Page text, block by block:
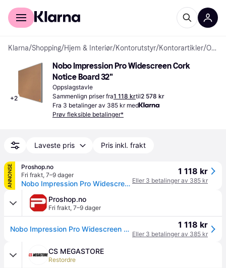
For kunder
Klarna/Shopping/Hjem & Interiør/Kontorutstyr/Kontorartikler/ Oppslagstavler
+2
Nobo Impression Pro Widescreen Cork
Notice Board 32"
Oppslagstavle
Sammenlign priser fra1 118 krtil2 578 kr
Fra 3 betalinger av 385 kr med
Prøv fleksible betalinger*
Laveste pris Pris inkl. frakt
ANNONSE
Proshop.no
Fri frakt, 7–9 dager
Nobo Impression Pro Widescreen korktavle 32" 71x40cm
1 118 kr
Eller 3 betalinger av 385 kr
Proshop.no
Fri frakt, 7–9 dager
Nobo Impression Pro Widescreen korktavle 32" 71x40cm 1 118 kr
Eller 3 betalinger av 385 kr
CS MEGASTORE
Restordre